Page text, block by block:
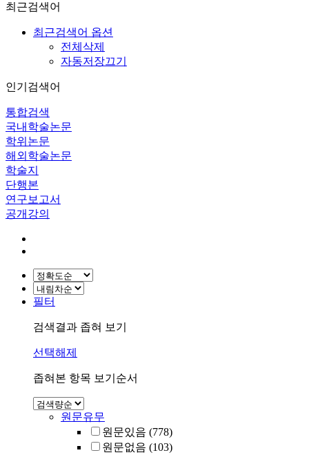
최근검색어
최근검색어 옵션
전체삭제
자동저장끄기
인기검색어
통합검색
국내학술논문
학위논문
해외학술논문
학술지
단행본
연구보고서
공개강의
필터
검색결과 좁혀 보기
선택해제
좁혀본 항목 보기순서
원문유무
원문있음 (778)
원문없음 (103)